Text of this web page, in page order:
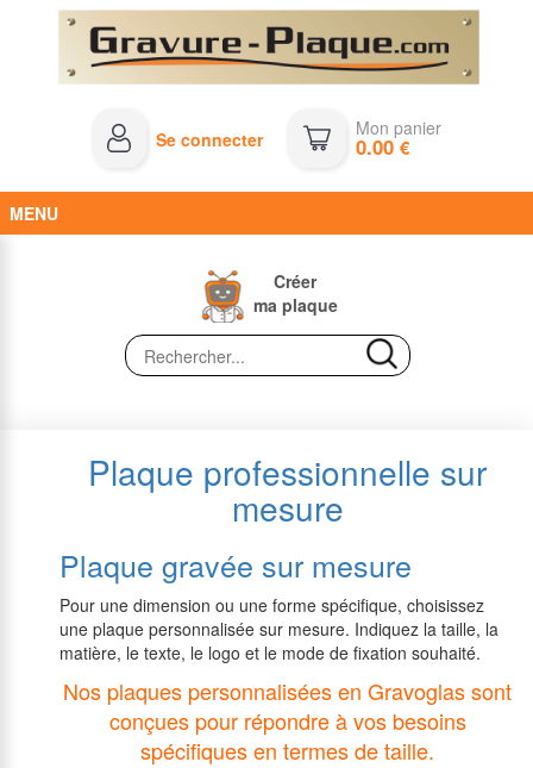
Se connecter Mon panier
0.00€
MENU
Créer
ma plaque
Plaque professionnelle sur
mesure
Plaque gravée sur mesure
Pour une dimension ou une forme spécifique, choisissez
une plaque personnalisée sur mesure. Indiquez la taille, la
matière, le texte, le logo et le mode de fixation souhaité.
Nos plaques personnalisées en Gravoglas sont
conçues pour répondre à vos besoins
spécifiques en termes de taille.